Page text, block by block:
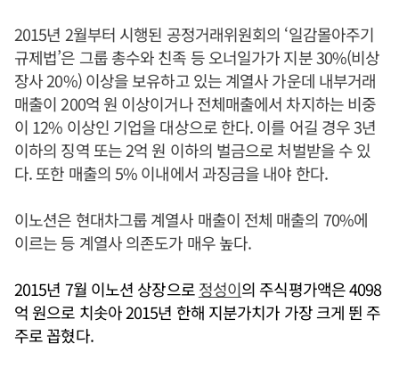
2015년 2월부터 시행된 공정거래위원회의 ‘일감몰아주기
규제법’은 그룹 총수와 친족 등 오너일가가 지분 30%(비상
장사 20%) 이상을 보유하고 있는 계열사 가운데 내부거래
매출이 200억 원 이상이거나 전체매출에서 차지하는 비중
이 12% 이상인 기업을 대상으로 한다. 이를 어길 경우 3년
이하의 징역 또는 2억 원 이하의 벌금으로 처벌받을 수 있
다. 또한 매출의 5% 이내에서 과징금을 내야 한다.
이노션은 현대차그룹 계열사 매출이 전체 매출의 70%에
이르는 등 계열사 의존도가 매우 높다.
2015년 7월 이노션 상장으로정성이의 주식평가액은 4098
억 원으로 치솟아 2015년 한해 지분가치가 가장 크게 뛴 주
주로 꼽혔다.